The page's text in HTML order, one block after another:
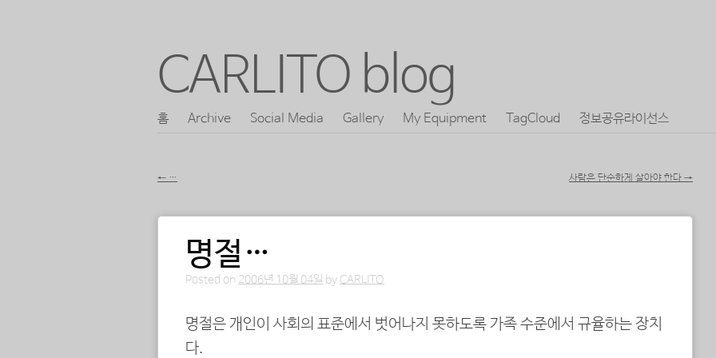
CARLITO blog
콘
바
홈 Archive Social Media Gallery My Equipment TagCloud 정보공유라이선스
포스트 내비게이션
← … 사람은 단순하게 살아야 한다 →
명절…
Posted on 2006년 10월 04일 by CARLITO
명절은 개인이 사회의 표준에서 벗어나지 못하도록 가족 수준에서 규율하는 장치
다.